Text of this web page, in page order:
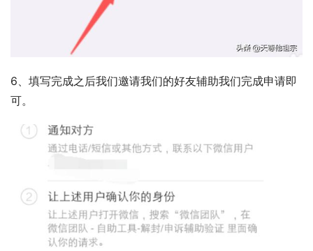
6、填写完成之后我们邀请我们的好友辅助我们完成申请即
可。